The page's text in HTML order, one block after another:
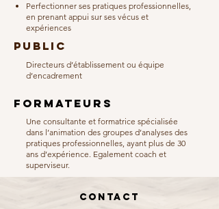
Perfectionner ses pratiques professionnelles,
en prenant appui sur ses vécus et
expériences
public
Directeurs d’établissement ou équipe
d’encadrement
formateurs
Une consultante et formatrice spécialisée
dans l’animation des groupes d’analyses des
pratiques professionnelles, ayant plus de 30
ans d’expérience. Egalement coach et
superviseur.
Contact